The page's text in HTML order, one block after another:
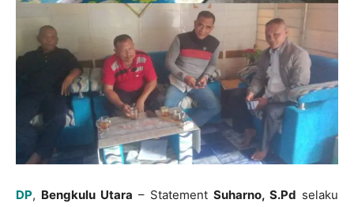
DP, Bengkulu Utara – Statement Suharno, S.Pd selaku